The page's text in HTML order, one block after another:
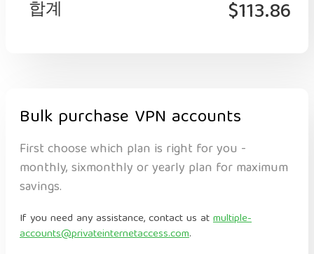
합계 $113.86
Bulk purchase VPN accounts
First choose which plan is right for you -
monthly, sixmonthly or yearly plan for maximum
savings.
If you need any assistance, contact us atmultiple-
accounts@privateinternetaccess.com.